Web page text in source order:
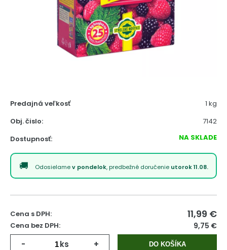
Predajná veľkosť
1 kg
Obj. čislo:
7142
Dostupnosť:
NA SKLADE
Odosielamev pondelok, predbežné doručenie utorok 11.08.
Cena s DPH: 11,99 €
Cena bez DPH: 9,75 €
- ks + DO KOŠÍKA